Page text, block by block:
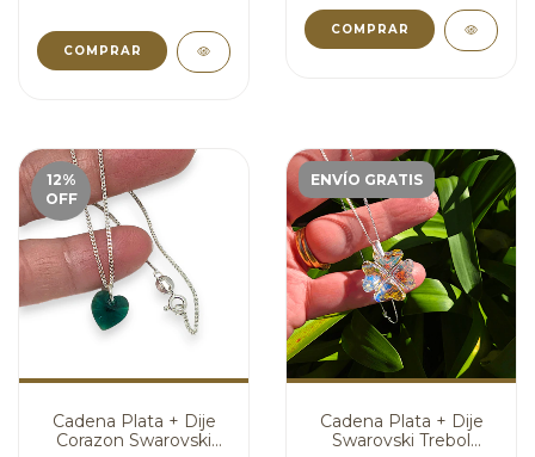
COMPRAR
COMPRAR
12%
OFF
Cadena Plata + Dije
Corazon Swarovski
ENVÍO GRATIS
Cadena Plata + Dije
Swarovski Trebol